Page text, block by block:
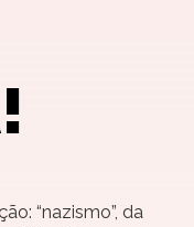
“nazismo”, da